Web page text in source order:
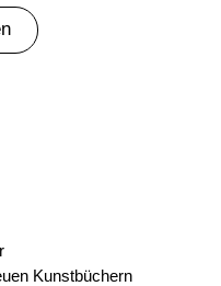
Kunstbüchern